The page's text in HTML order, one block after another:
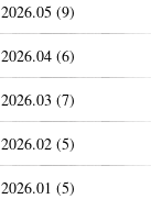
2026.05 (9)
2026.04 (6)
2026.03 (7)
2026.02 (5)
2026.01 (5)